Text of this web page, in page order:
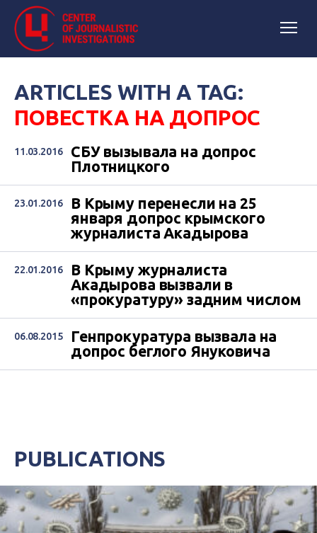
ARTICLES WITH A TAG:
ПОВЕСТКА НА ДОПРОС
11.03.2016
СБУ вызывала на допрос
Плотницкого
23.01.2016
В Крыму перенесли на 25
января допрос крымского
журналиста Акадырова
22.01.2016
В Крыму журналиста
Акадырова вызвали в
«прокуратуру» задним числом
06.08.2015
Генпрокуратура вызвала на
допрос беглого Януковича
PUBLICATIONS